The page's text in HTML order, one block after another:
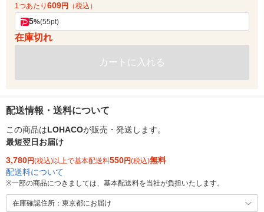
1つあたり 609円 （税込）
5%(55pt)
在庫切れ
カートに入れる
配送情報・送料について
この商品はLOHACOが販売・発送します。
最短翌日お届け
3,780円(税込)以上で基本配送料550円(税込)無料
配送料について
※一部の商品につきましては、基本配送料を当社が負担いたします。
在庫確認住所：東京都にお届け